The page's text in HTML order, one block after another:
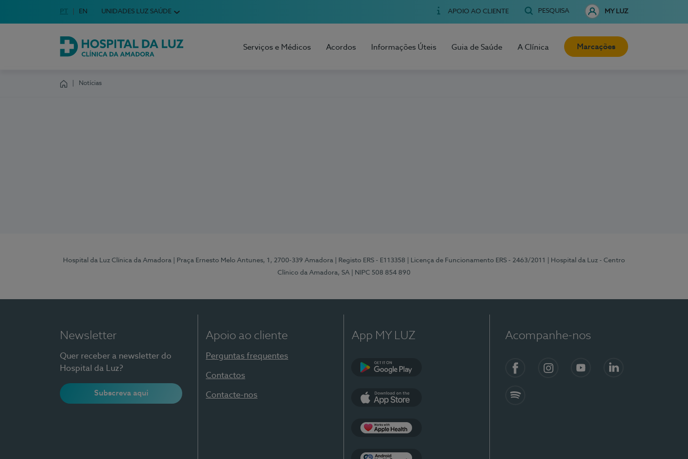
Escolha o seu idioma
Idioma em Português
PT English Language
EN UNIDADES LUZ SAÚDE APOIO AO CLIENTE PESQUISA MY LUZ
Hospital da Luz Clínica da Amadora
Serviços e Médicos Acordos Informações Úteis Guia de Saúde A Clínica Marcações
Notícias
Hospital da Luz Clínica da Amadora | Praça Ernesto Melo Antunes, 1, 2700-339 Amadora | Registo ERS - E113358 | Licença de Funcionamento ERS - 2463/2011
| Hospital da Luz - Centro
Clínico da Amadora, SA
| NIPC 508 854 890
Newsletter
Quer receber a newsletter do
Hospital da Luz?
Subscreva aqui
Apoio ao cliente
Perguntas frequentes
Contactos
Contacte-nos
App MY LUZ Acompanhe-nos